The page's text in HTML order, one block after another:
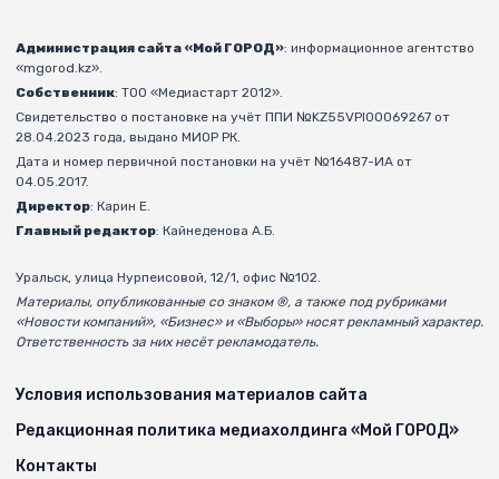
Администрация сайта «Мой ГОРОД»: информационное агентство
«mgorod.kz».
Собственник: ТОО «Медиастарт 2012».
Свидетельство о постановке на учёт ППИ №KZ55VPI00069267 от
28.04.2023 года, выдано МИОР РК.
Дата и номер первичной постановки на учёт №16487-ИА от
04.05.2017.
Директор: Карин Е.
Главный редактор: Кайнеденова А.Б.
Уральск, улица Нурпеисовой, 12/1, офис №102.
Материалы, опубликованные со знаком ®, а также под рубриками
«Новости компаний», «Бизнес» и «Выборы» носят рекламный характер.
Ответственность за них несёт рекламодатель.
Условия использования материалов сайта
Редакционная политика медиахолдинга «Мой ГОРОД»
Контакты